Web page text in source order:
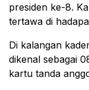
presiden ke-8.
tertawa di
Di kalangan
dikenal sebagai
kartu tanda